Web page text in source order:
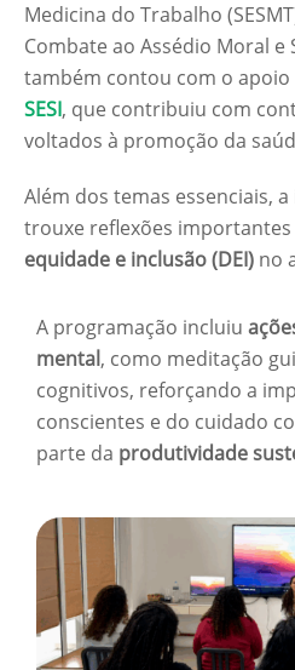
Medicina do Trabalho
Combate ao Assédio Moral e
também contou com o
SESI, que contribuiu com
voltados à promoção da
Além dos temas essenciais,
trouxe reflexões
equidade e inclusão (DEI) no
A programação incluiu
mental, como meditação
cognitivos, reforçando a
conscientes e do cuidado
parte da produtividade